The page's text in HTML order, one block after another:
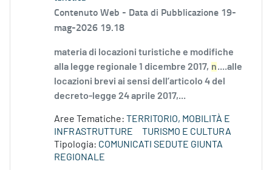
Contenuto Web - Data di Pubblicazione 19-
mag-2026 19.18
materia di locazioni turistiche e modifiche
alla legge regionale 1 dicembre 2017, n....alle
locazioni brevi ai sensi dell’articolo 4 del
decreto-legge 24 aprile 2017,...
Aree Tematiche: TERRITORIO, MOBILITÀ E
INFRASTRUTTURE
TURISMO E CULTURA
Tipologia: COMUNICATI SEDUTE GIUNTA
REGIONALE